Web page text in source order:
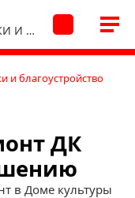
ТЕРРИТОРИЯ РАЗВИТИЯ: СТРОЙКИ И БЛАГОУСТРОЙСТВО
и благоустройство
ДК
в Доме культуры